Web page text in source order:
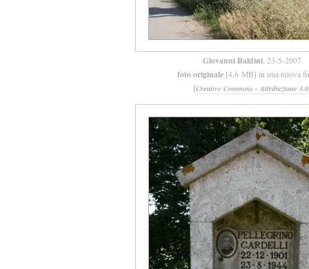
Giovanni Baldini, 23-5-2007
foto originale [4,6 MB] in una nuova
[Creative Commons - Attribuzione 3.0